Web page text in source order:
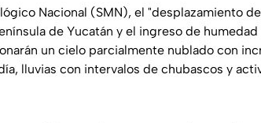
Nacional (SMN), el "desplazamiento
de Yucatán y el ingreso de
un cielo parcialmente nublado con
lluvias con intervalos de chubascos y